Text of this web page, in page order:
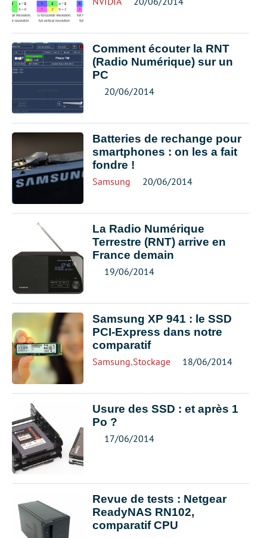
Comment écouter la RNT
(Radio Numérique) sur un
PC
20/06/2014
Batteries de rechange pour
smartphones : on les a fait
fondre !
Samsung 20/06/2014
La Radio Numérique
Terrestre (RNT) arrive en
France demain
19/06/2014
Samsung XP 941 : le SSD
PCI-Express dans notre
comparatif
Samsung,Stockage 18/06/2014
Usure des SSD : et après 1
Po ?
17/06/2014
Revue de tests : Netgear
ReadyNAS RN102,
comparatif CPU